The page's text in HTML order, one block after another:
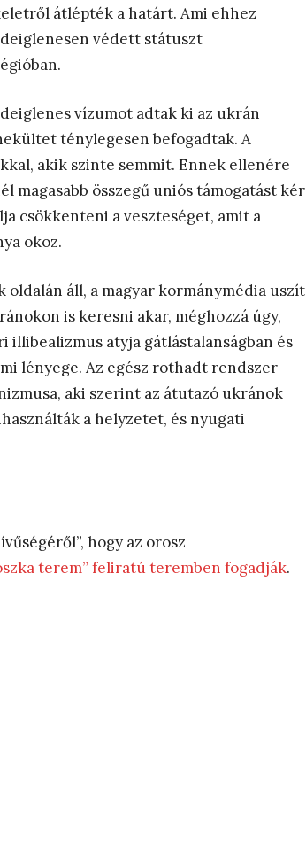
átlépték a határt. Ami ehhez
védett státuszt
vízumot adtak ki az ukrán
ténylegesen befogadtak. A
akik szinte semmit. Ennek ellenére
összegű uniós támogatást kér
csökkenteni a veszteséget, amit a
okoz.
áll, a magyar kormánymédia uszít
is keresni akar, méghozzá úgy,
illibealizmus atyja gátlástalanságban és
lényege. Az egész rothadt rendszer
aki szerint az átutazó ukránok
a helyzetet, és nyugati
hogy az orosz
terem” feliratú teremben fogadják.